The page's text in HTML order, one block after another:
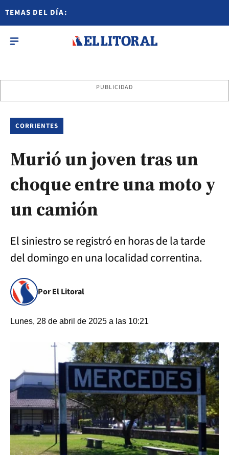
TEMAS DEL DÍA:
PUBLICIDAD
CORRIENTES
Murió un joven tras un
choque entre una moto y
un camión
El siniestro se registró en horas de la tarde
del domingo en una localidad correntina.
Por El Litoral
Lunes, 28 de abril de 2025 a las 10:21